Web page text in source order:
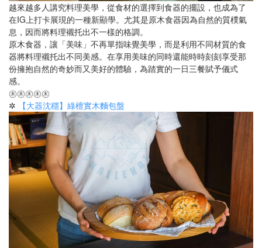
越來越多人講究料理美學，從食材的選擇到食器的擺設，也成為了
在IG上打卡展現的一種新顯學。尤其是原木食器因為自然的質樸氣
息，因而將料理襯托出不一樣的格調。
原木食器，讓「美味」不再單指味覺美學，而是利用不同材質的食
器將料理襯托出不同美感。在享用美味的同時還能時時刻刻享受那
份擁抱自然的奇妙而又美好的體驗，為踏實的一日三餐賦予儀式
感。
㊍㊍㊍㊍㊍
✲
【大器沈穩】綠檀實木麵包盤